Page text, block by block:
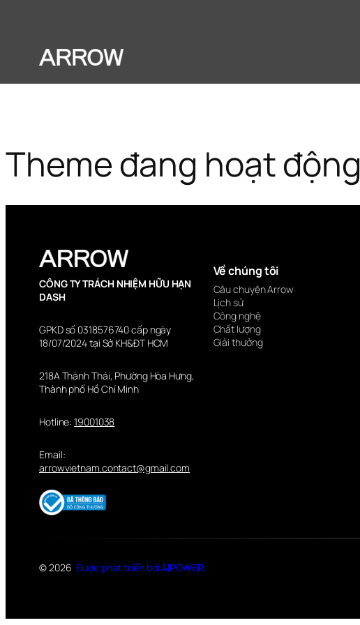
Theme đang hoạt động
CÔNG TY TRÁCH NHIỆM HỮU HẠN
DASH
GPKD số 0318576740 cấp ngày
18/07/2024 tại Sở KH&ĐT HCM
218A Thành Thái, Phường Hòa Hưng,
Thành phố Hồ Chí Minh
Hotline:19001038
Email:
arrowvietnam.contact@gmail.com
Về chúng tôi
Câu chuyện Arrow
Lịch sử
Công nghệ
Chất lượng
Giải thưởng
© 2026 Được phát triển bởi AIPOWER